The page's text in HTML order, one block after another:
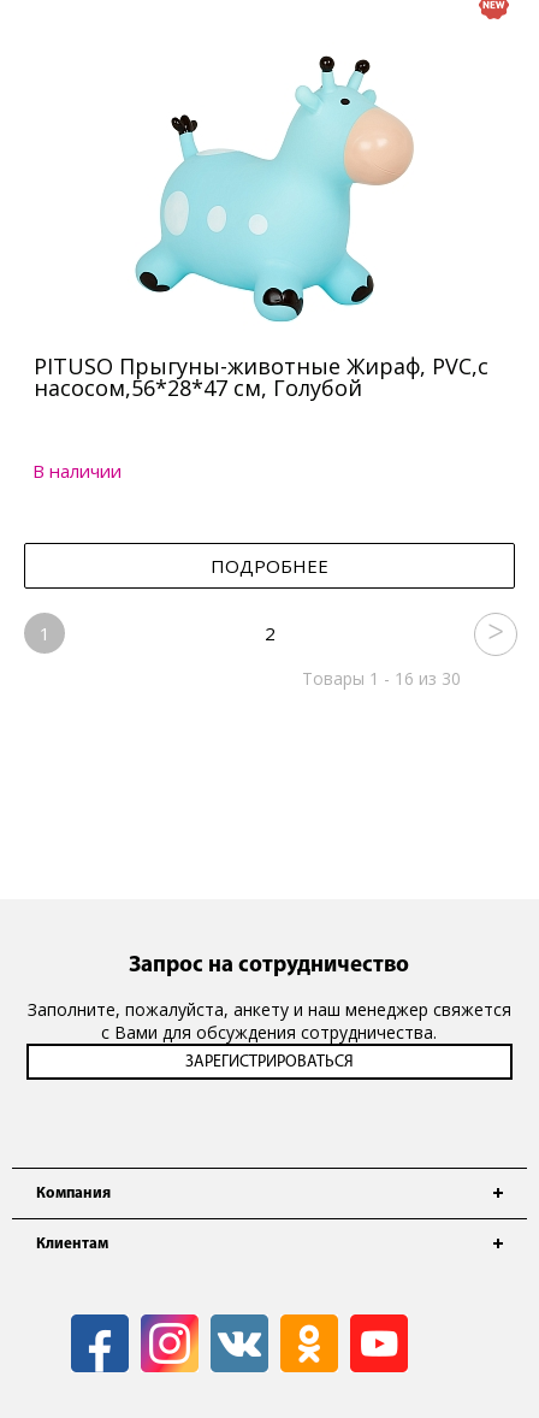
PITUSO Прыгуны-животные Жираф, PVC,с
насосом,56*28*47 см, Голубой
В наличии
ПОДРОБНЕЕ
1 2
Товары 1 - 16 из 30
Компания
Клиентам
Запрос на сотрудничество
Заполните, пожалуйста, анкету и наш менеджер свяжется
с Вами для обсуждения сотрудничества.